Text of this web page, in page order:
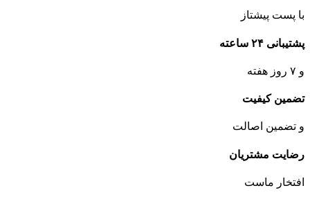
با پست پیشتاز
پشتیبانی ۲۴ ساعته
و ۷ روز هفته
تضمین کیفیت
و تضمین اصالت
رضایت مشتریان
افتخار ماست